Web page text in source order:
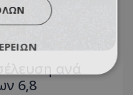
ανά
6,8